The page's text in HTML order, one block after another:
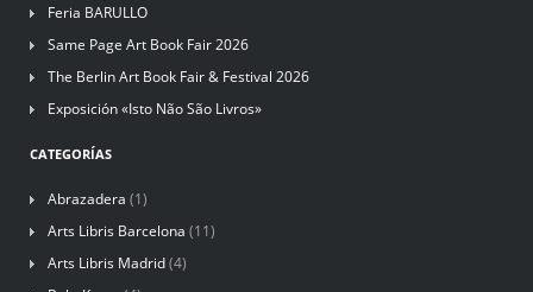
Feria BARULLO
Same Page Art Book Fair 2026
The Berlin Art Book Fair & Festival 2026
Exposición «Isto Não São Livros»
CATEGORÍAS
Abrazadera (1)
Arts Libris Barcelona (11)
Arts Libris Madrid(4)